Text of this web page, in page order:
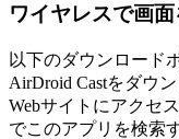
ワイヤレスで画
以下のダウンロード
AirDroid Castをダウ
Webサイトにアクセ
でこのアプリを検索